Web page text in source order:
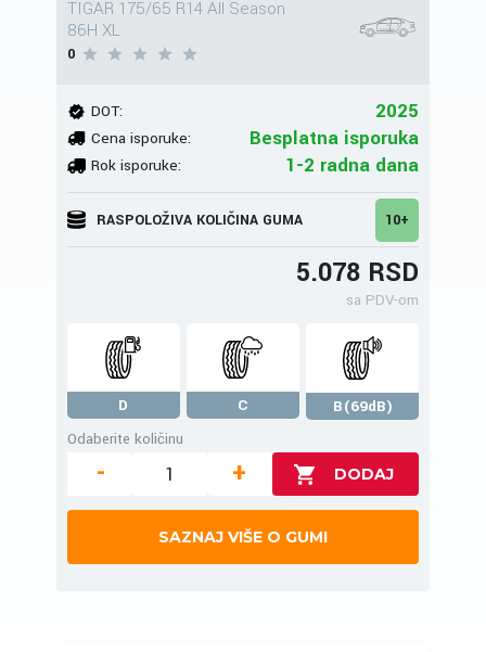
TIGAR 175/65 R14 All Season
86H XL
0
DOT: 2025
Cena isporuke: Besplatna isporuka
Rok isporuke: 1-2 radna dana
RASPOLOŽIVA KOLIČINA GUMA 10+
5.078 RSD
sa PDV-om
D C
B(69dB)
Odaberite količinu
- +
SAZNAJ VIŠE O GUMI